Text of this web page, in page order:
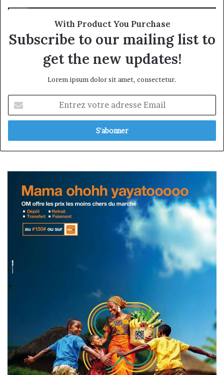
With Product You Purchase
Subscribe to our mailing list to
get the new updates!
Lorem ipsum dolor sit amet, consectetur.
votre
adresse